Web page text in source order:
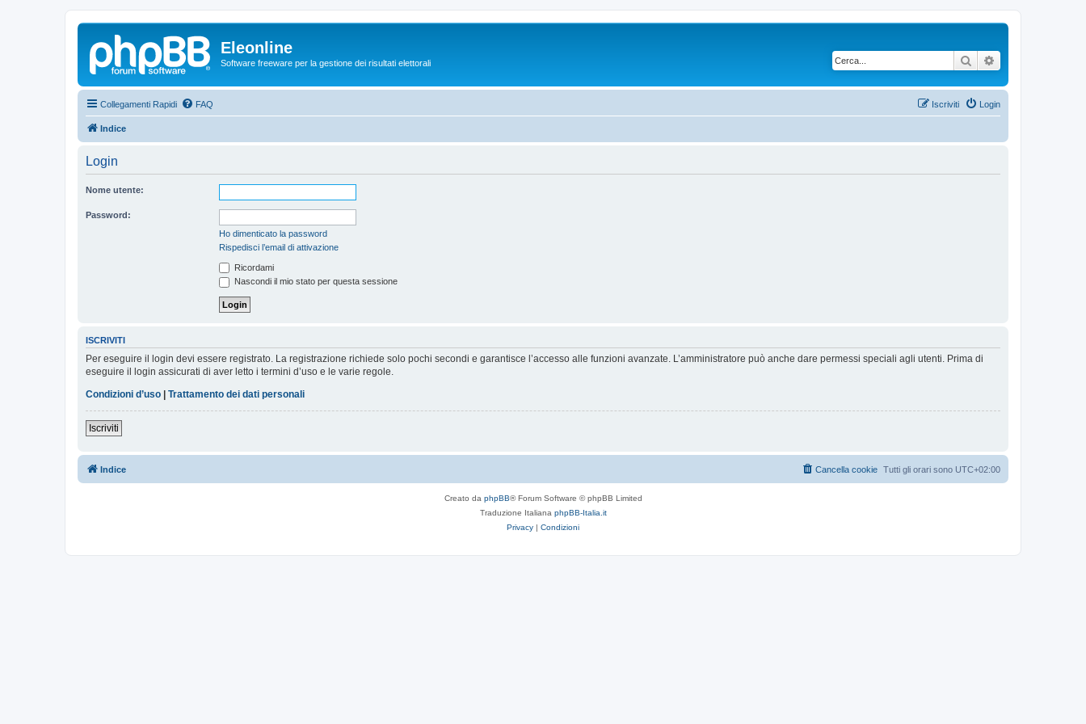
Eleonline
Software freeware per la gestione dei risultati elettorali Cerca
Collegamenti Rapidi FAQ Login
Iscriviti
Indice
Login
Nome utente:
Password:
Ho dimenticato la password
Rispedisci l’email di attivazione
Ricordami
Nascondi il mio stato per questa sessione
ISCRIVITI
Per eseguire il login devi essere registrato. La registrazione richiede solo pochi secondi e garantisce l’accesso alle funzioni avanzate. L’amministratore può anche dare permessi speciali agli utenti. Prima di
eseguire il login assicurati di aver letto i termini d’uso e le varie regole.
Condizioni d’uso
Trattamento dei dati personali
Iscriviti
Indice Tutti gli orari sono UTC+02:00
Cancella cookie
Creato da phpBB® Forum Software © phpBB Limited
Traduzione Italiana phpBB-Italia.it
Privacy | Condizioni